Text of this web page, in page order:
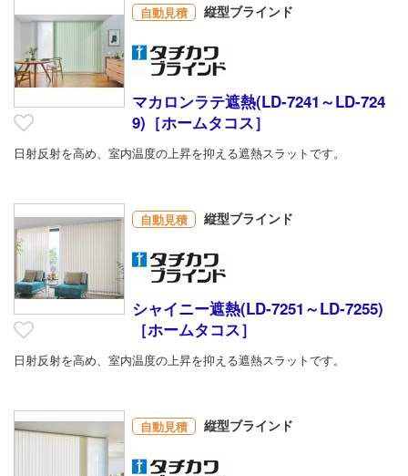
自動見積 縦型ブラインド
マカロンラテ遮熱(LD-7241～LD-724
9)［ホームタコス］
日射反射を高め、室内温度の上昇を抑える遮熱スラットです。
自動見積 縦型ブラインド
シャイニー遮熱(LD-7251～LD-7255)
［ホームタコス］
日射反射を高め、室内温度の上昇を抑える遮熱スラットです。
自動見積 縦型ブラインド